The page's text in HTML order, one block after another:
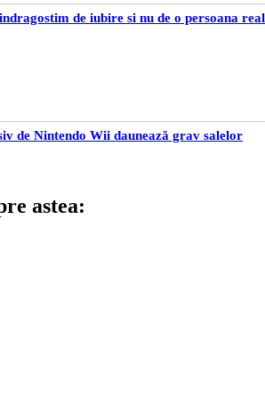
de iubire si nu de o persoana
de Nintendo Wii daunează grav salelor
astea: